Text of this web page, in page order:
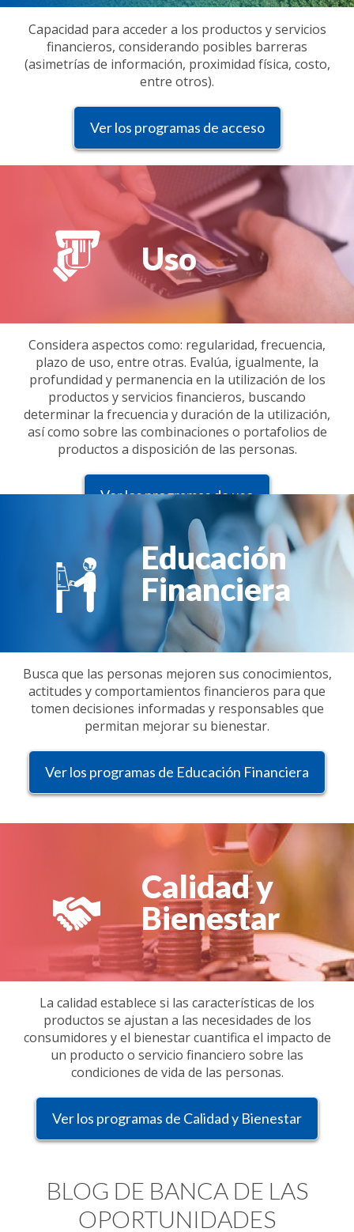
Capacidad para acceder a los productos y servicios
financieros, considerando posibles barreras
(asimetrías de información, proximidad física, costo,
entre otros).
Ver los programas de acceso
Uso
Considera aspectos como: regularidad, frecuencia,
plazo de uso, entre otras. Evalúa, igualmente, la
profundidad y permanencia en la utilización de los
productos y servicios financieros, buscando
determinar la frecuencia y duración de la utilización,
así como sobre las combinaciones o portafolios de
productos a disposición de las personas.
Ver los programas de uso
Educación
Financiera
Busca que las personas mejoren sus conocimientos,
actitudes y comportamientos financieros para que
tomen decisiones informadas y responsables que
permitan mejorar su bienestar.
Ver los programas de Educación Financiera
Calidad y
Bienestar
La calidad establece si las características de los
productos se ajustan a las necesidades de los
consumidores y el bienestar cuantifica el impacto de
un producto o servicio financiero sobre las
condiciones de vida de las personas.
Ver los programas de Calidad y Bienestar
BLOG DE BANCA DE LAS
OPORTUNIDADES